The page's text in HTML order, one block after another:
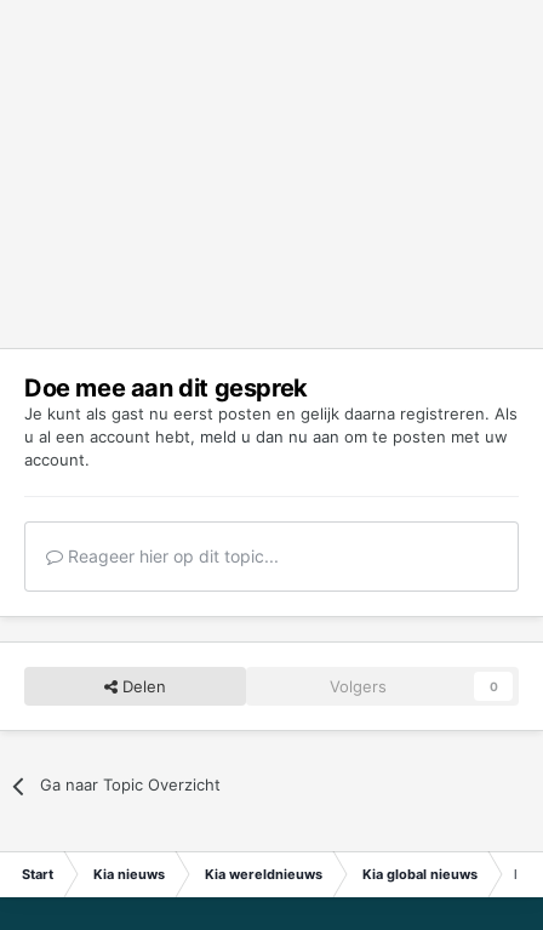
Doe mee aan dit gesprek
Je kunt als gast nu eerst posten en gelijk daarna registreren. Als
u al een account hebt, meld u dan nu aan om te posten met uw
account.
Reageer hier op dit topic...
Delen Volgers 0
Ga naar Topic Overzicht
Start Kia nieuws Kia wereldnieuws Kia global nieuws Kia